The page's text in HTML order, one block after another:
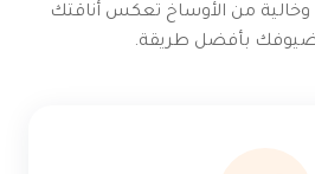
وخالية من الأوساخ تعكس أناقتك
بأفضل طريقة.